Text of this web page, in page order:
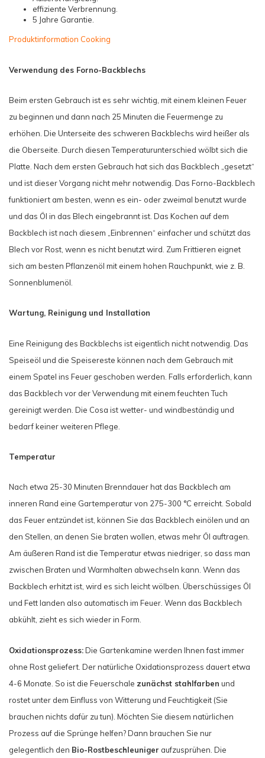
effiziente Verbrennung.
5 Jahre Garantie.
Produktinformation Cooking
Verwendung des Forno-Backblechs
Beim ersten Gebrauch ist es sehr wichtig, mit einem kleinen Feuer
zu beginnen und dann nach 25 Minuten die Feuermenge zu
erhöhen. Die Unterseite des schweren Backblechs wird heißer als
die Oberseite. Durch diesen Temperaturunterschied wölbt sich die
Platte. Nach dem ersten Gebrauch hat sich das Backblech „gesetzt“
und ist dieser Vorgang nicht mehr notwendig. Das Forno-Backblech
funktioniert am besten, wenn es ein- oder zweimal benutzt wurde
und das Öl in das Blech eingebrannt ist. Das Kochen auf dem
Backblech ist nach diesem „Einbrennen“ einfacher und schützt das
Blech vor Rost, wenn es nicht benutzt wird. Zum Frittieren eignet
sich am besten Pflanzenöl mit einem hohen Rauchpunkt, wie z. B.
Sonnenblumenöl.
Wartung, Reinigung und Installation
Eine Reinigung des Backblechs ist eigentlich nicht notwendig. Das
Speiseöl und die Speisereste können nach dem Gebrauch mit
einem Spatel ins Feuer geschoben werden. Falls erforderlich, kann
das Backblech vor der Verwendung mit einem feuchten Tuch
gereinigt werden. Die Cosa ist wetter- und windbeständig und
bedarf keiner weiteren Pflege.
Temperatur
Nach etwa 25-30 Minuten Brenndauer hat das Backblech am
inneren Rand eine Gartemperatur von 275-300 °C erreicht. Sobald
das Feuer entzündet ist, können Sie das Backblech einölen und an
den Stellen, an denen Sie braten wollen, etwas mehr Öl auftragen.
Am äußeren Rand ist die Temperatur etwas niedriger, so dass man
zwischen Braten und Warmhalten abwechseln kann. Wenn das
Backblech erhitzt ist, wird es sich leicht wölben. Überschüssiges Öl
und Fett landen also automatisch im Feuer. Wenn das Backblech
abkühlt, zieht es sich wieder in Form.
Oxidationsprozess:Die Gartenkamine werden Ihnen fast immer
ohne Rost geliefert. Der natürliche Oxidationsprozess dauert etwa
4-6 Monate. So ist die Feuerschale zunächst stahlfarben und
rostet unter dem Einfluss von Witterung und Feuchtigkeit (Sie
brauchen nichts dafür zu tun). Möchten Sie diesem natürlichen
Prozess auf die Sprünge helfen? Dann brauchen Sie nur
gelegentlich den Bio-Rostbeschleuniger aufzusprühen. Die